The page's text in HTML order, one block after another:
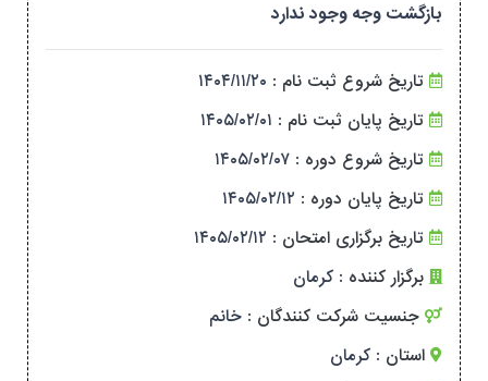
بازگشت وجه وجود ندارد
تاریخ شروع ثبت نام : ۱۴۰۴/۱۱/۲۰
تاریخ پایان ثبت نام : ۱۴۰۵/۰۲/۰۱
تاریخ شروع دوره : ۱۴۰۵/۰۲/۰۷
تاریخ پایان دوره : ۱۴۰۵/۰۲/۱۲
تاریخ برگزاری امتحان : ۱۴۰۵/۰۲/۱۲
برگزار کننده : کرمان
جنسیت شرکت کنندگان : خانم
استان : کرمان